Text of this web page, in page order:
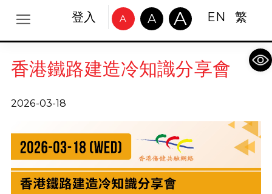
登入 A A A EN 繁
香港鐵路建造冷知識分享會
2026-03-18